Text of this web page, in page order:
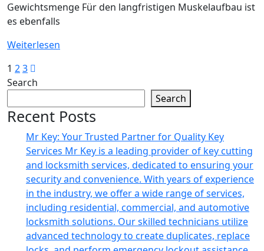
Arbeitsrecht
Gewichtsmenge Für den langfristigen Muskelaufbau ist
es ebenfalls
Weiterlesen
Für
Bodybuilder
Posts
pagination
1 23
Search
Search
Recent Posts
Mr Key: Your Trusted Partner for Quality Key
Services Mr Key is a leading provider of key cutting
and locksmith services, dedicated to ensuring your
security and convenience. With years of experience
in the industry, we offer a wide range of services,
including residential, commercial, and automotive
locksmith solutions. Our skilled technicians utilize
advanced technology to create duplicates, replace